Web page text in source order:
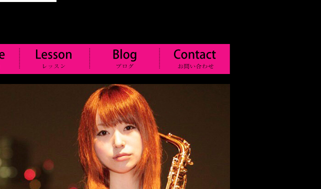
Blog ブログ